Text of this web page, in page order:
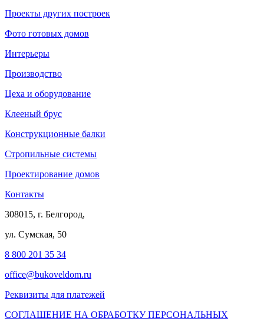
Проекты других построек
Фото готовых домов
Интерьеры
Производство
Цеха и оборудование
Клееный брус
Конструкционные балки
Стропильные системы
Проектирование домов
Контакты
308015, г. Белгород,
ул. Сумская, 50
8 800 201 35 34
office@bukoveldom.ru
Реквизиты для платежей
СОГЛАШЕНИЕ НА ОБРАБОТКУ ПЕРСОНАЛЬНЫХ